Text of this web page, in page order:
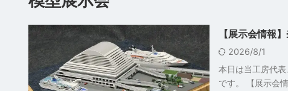
【展示会情報
2026/8/1
本日は当工房代
です。 【展示会